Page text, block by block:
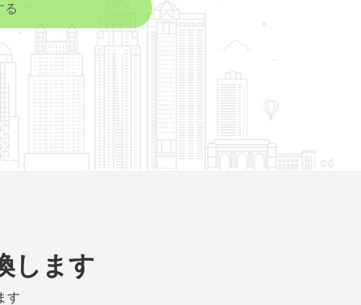
る
します
す